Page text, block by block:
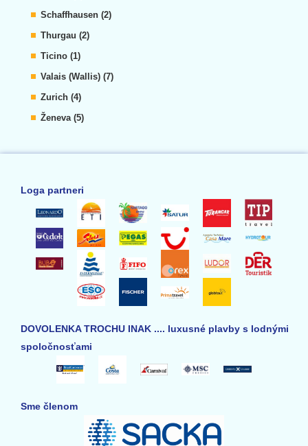
Schaffhausen (2)
Thurgau (2)
Ticino (1)
Valais (Wallis) (7)
Zurich (4)
Ženeva (5)
Loga partneri
DOVOLENKA TROCHU INAK .... luxusné plavby s lodnými
spoločnosťami
Sme členom